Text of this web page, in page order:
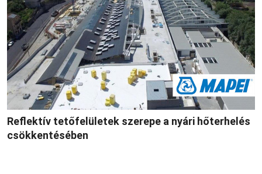
Reflektív tetőfelületek szerepe a nyári hőterhelés
csökkentésében